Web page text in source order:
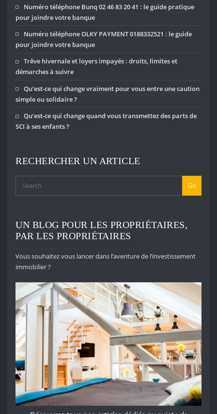
Numéro téléphone Bunq 02 46 83 20 41 : le guide pratique
pour joindre votre banque
Numéro téléphone OLKY PAYMENT 0188332521 : le guide
pour joindre votre banque
Trêve hivernale et loyers impayés : droits, limites et
démarches à suivre
Qu’est-ce qui change vraiment pour vous entre une caution
simple ou solidaire ?
Qu’est-ce qui change quand vous transmettez des parts de
SCI à ses enfants ?
RECHERCHER UN ARTICLE
Go
UN BLOG POUR LES PROPRIÉTAIRES,
PAR LES PROPRIÉTAIRES
Vous souhaitez vous lancer dans l’aventure de l’investissement
immobilier ?